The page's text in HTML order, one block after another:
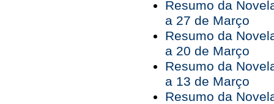
Resumo da
a 27 de Março
Resumo da
a 20 de Março
Resumo da
a 13 de Março
Resumo da